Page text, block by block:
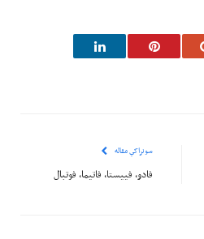
Google+
Pinterest
LinkedIn
سونراکي مقاله
فادو، فییستا، فاتیما، فوتبال